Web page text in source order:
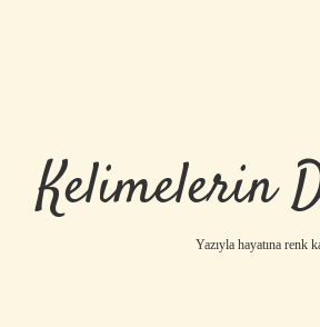
Kelimelerin
Yazıyla hayatına renk